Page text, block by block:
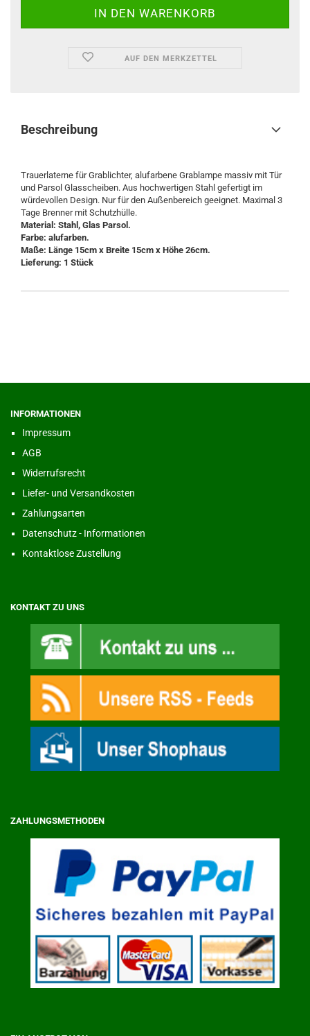
AUF DEN MERKZETTEL
Beschreibung
Trauerlaterne für Grablichter, alufarbene Grablampe massiv mit Tür
und Parsol Glasscheiben. Aus hochwertigen Stahl gefertigt im
würdevollen Design. Nur für den Außenbereich geeignet. Maximal 3
Tage Brenner mit Schutzhülle.
Material: Stahl, Glas Parsol.
Farbe: alufarben.
Maße: Länge 15cm x Breite 15cm x Höhe 26cm.
Lieferung: 1 Stück
INFORMATIONEN
Impressum
AGB
Widerrufsrecht
Liefer- und Versandkosten
Zahlungsarten
Datenschutz - Informationen
Kontaktlose Zustellung
KONTAKT ZU UNS
ZAHLUNGSMETHODEN